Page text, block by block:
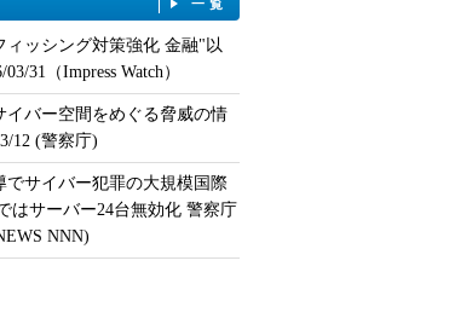
一覧
ィッシング対策強化 金融"以
31（Impress Watch）
イバー空間をめぐる脅威の情
12 (警察庁)
でサイバー犯罪の大規模国際
はサーバー24台無効化 警察庁
NNN)